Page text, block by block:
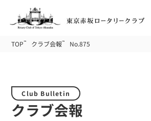
TOP クラブ会報 No.875
Club Bulletin
クラブ会報